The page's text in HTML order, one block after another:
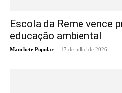
Escola da Reme vence
educação ambiental
Manchete Popular - 17 de julho de 2026